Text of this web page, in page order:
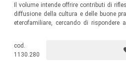
Il volume intende offrire contributi di
diffusione della cultura e delle buone
eterofamiliare, cercando di rispondere
psicologico, sociologico, giuridico,
sottolineando i punti di forza e i nodi
oggi le pratiche riguardanti
cod.
1130.280